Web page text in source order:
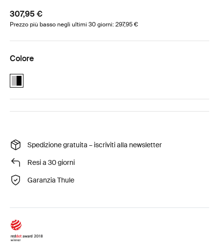
307,95 €
Prezzo più basso negli ultimi 30 giorni: 297,95 €
Colore
Thule UpRide Aluminum/Black (selected)
Spedizione gratuita – iscriviti alla newsletter
Resi a 30 giorni
Garanzia Thule